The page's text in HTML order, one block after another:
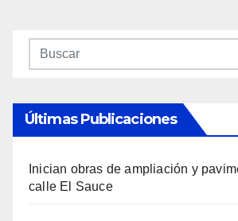
Últimas Publicaciones
Inician obras de ampliación y
calle El Sauce